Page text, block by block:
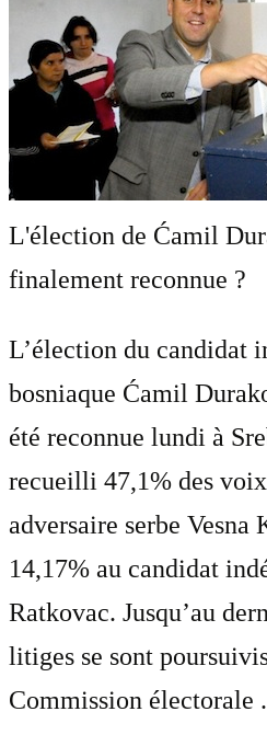
L'élection de Ćamil
finalement reconnue ?
L’élection du candidat
bosniaque Ćamil
été reconnue lundi à
recueilli 47,1% des
adversaire serbe
14,17% au candidat
Ratkovac. Jusqu’au
litiges se sont
Commission électorale